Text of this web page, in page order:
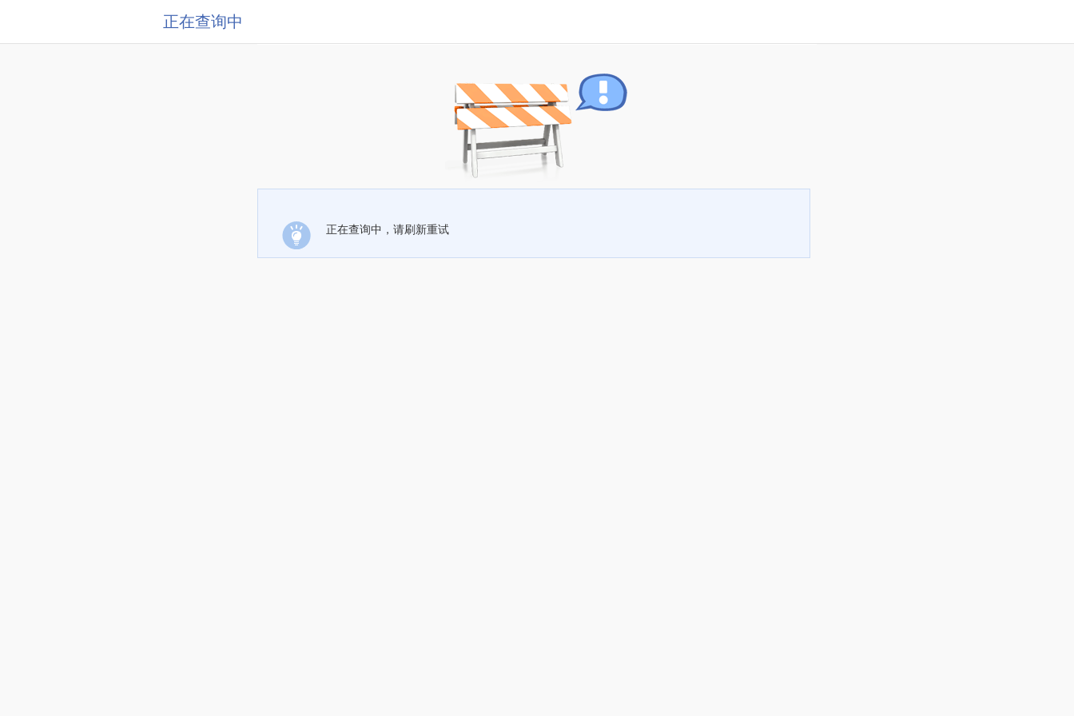
正在查询中
正在查询中，请刷新重试